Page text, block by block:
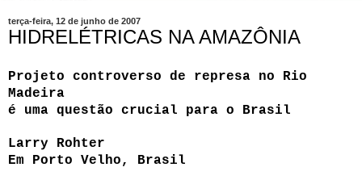
terça-feira, 12 de junho de 2007
HIDRELÉTRICAS NA AMAZÔNIA
Projeto controverso de represa no Rio
Madeira
é uma questão crucial para o Brasil
Larry Rohter
Em Porto Velho, Brasil